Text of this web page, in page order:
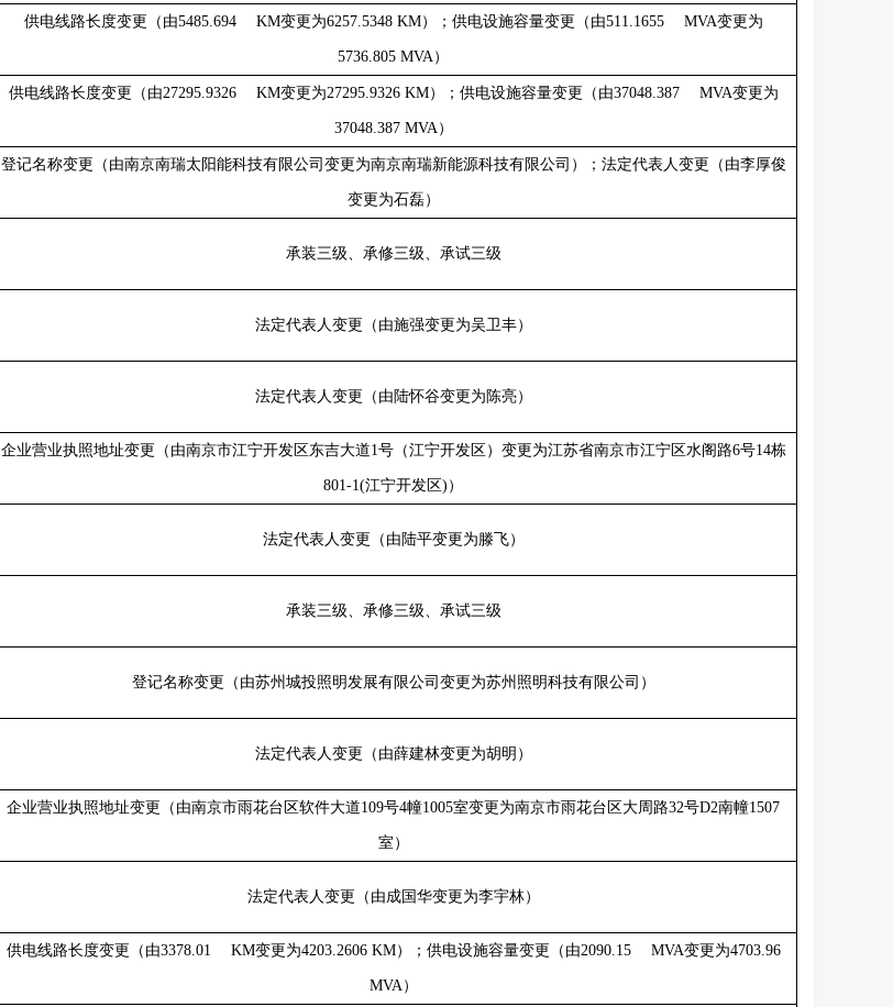
供电线路长度变更（由5485.694 KM变更为6257.5348 KM）；供电设施容量变更（由511.1655 MVA变更为
5736.805 MVA）
供电线路长度变更（由27295.9326 KM变更为27295.9326 KM）；供电设施容量变更（由37048.387 MVA变更为
37048.387 MVA）
登记名称变更（由南京南瑞太阳能科技有限公司变更为南京南瑞新能源科技有限公司）；法定代表人变更（由李厚俊
变更为石磊）
承装三级、承修三级、承试三级
法定代表人变更（由施强变更为吴卫丰）
法定代表人变更（由陆怀谷变更为陈亮）
企业营业执照地址变更（由南京市江宁开发区东吉大道1号（江宁开发区）变更为江苏省南京市江宁区水阁路6号14栋
801-1(江宁开发区) ）
法定代表人变更（由陆平变更为滕飞）
承装三级、承修三级、承试三级
登记名称变更（由苏州城投照明发展有限公司变更为苏州照明科技有限公司）
法定代表人变更（由薛建林变更为胡明）
企业营业执照地址变更（由南京市雨花台区软件大道109号4幢1005室变更为南京市雨花台区大周路32号D2南幢1507
室）
法定代表人变更（由成国华变更为李宇林）
供电线路长度变更（由3378.01 KM变更为4203.2606 KM）；供电设施容量变更（由2090.15 MVA变更为4703.96
MVA）